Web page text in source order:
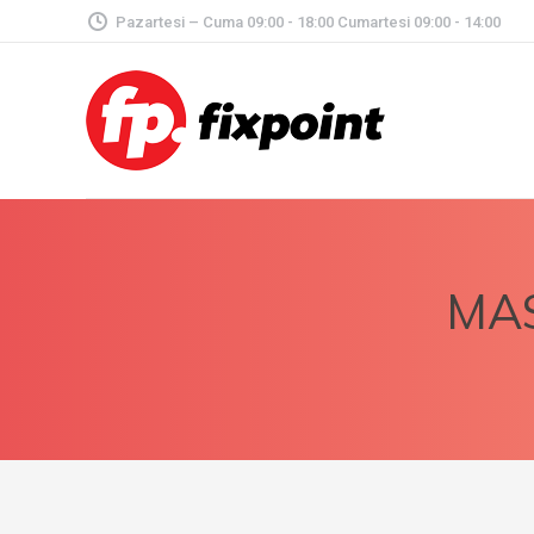
Pazartesi – Cuma 09:00 - 18:00 Cumartesi 09:00 - 14:00